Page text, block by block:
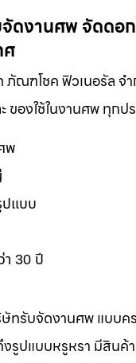
ดงานศพ จัดดอ
ศ
ณฑโชค ฟิวเนอรัล
องใช้ในงานศพ ทุก
พ
ปแบบ
30 ปี
ทรับจัดงานศพ แบบ
รูปแบบหรูหรา มีสิน